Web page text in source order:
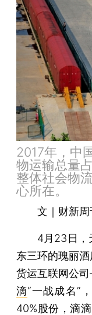
2017年，中
物运输总量
整体社会物
心所在。
文｜财新
4月23日，
东三环的瑰丽
货运互联网公
滴“一战成名”
40%股份，滴